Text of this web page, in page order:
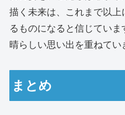
描く未来は、これまで以
るものになると信じてい
晴らしい思い出を重ねてい
まとめ